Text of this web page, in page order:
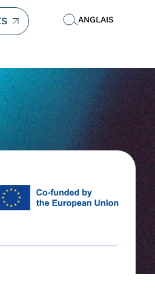
ANGLAIS